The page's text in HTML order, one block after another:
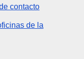
contacto
de la